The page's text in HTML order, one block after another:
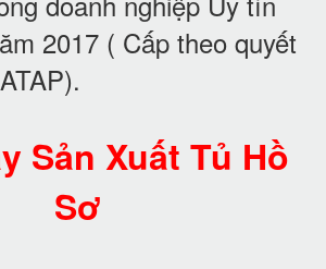
2017 ( Cấp theo quyết
Sản Xuất Tủ Hồ
Sơ